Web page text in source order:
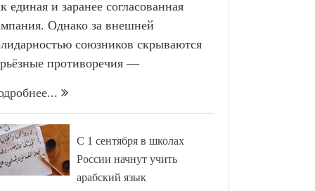
единая и заранее согласованная
Однако за внешней
союзников скрываются
противоречия —
С 1 сентября в школах
России начнут учить
арабский язык